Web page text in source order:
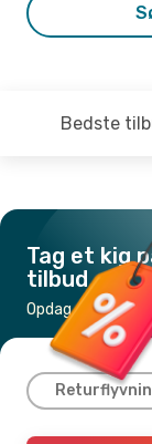
Bedste
Tag et kig
tilbud
Opdag de